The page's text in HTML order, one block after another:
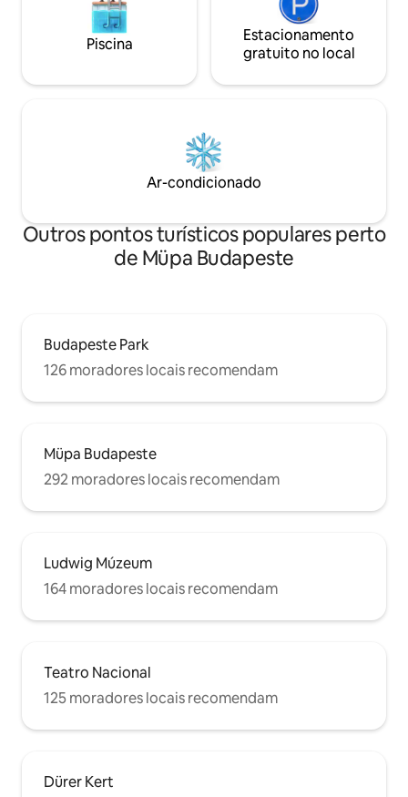
Piscina
Estacionamento
gratuito no local
Ar-condicionado
Outros pontos turísticos populares perto
de Müpa Budapeste
Budapeste Park
126 moradores locais recomendam
Müpa Budapeste
292 moradores locais recomendam
Ludwig Múzeum
164 moradores locais recomendam
Teatro Nacional
125 moradores locais recomendam
Dürer Kert